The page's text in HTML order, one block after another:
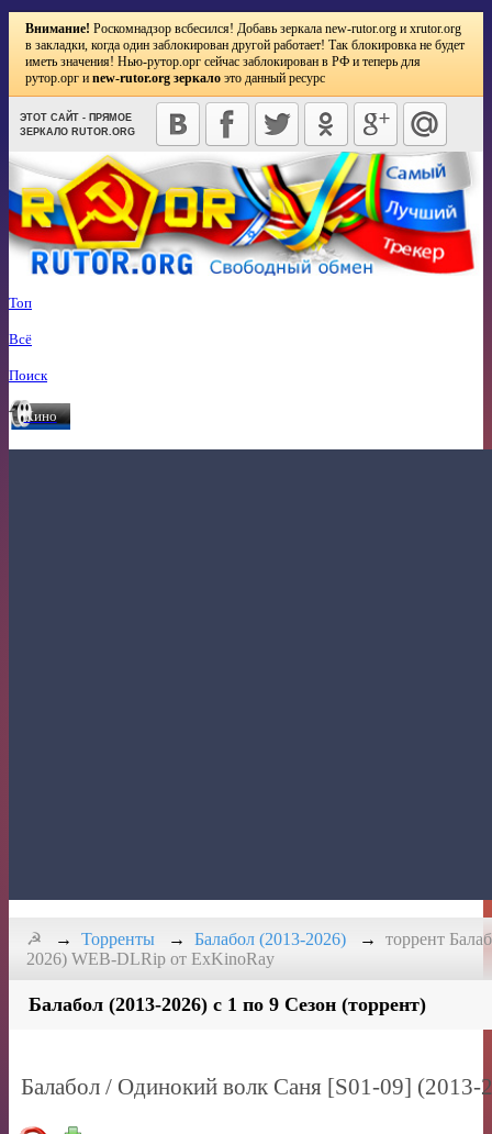
Внимание! Роскомнадзор всбесился! Добавь зеркала new-rutor.org и xrutor.org
в закладки, когда один заблокирован другой работает! Так блокировка не будет
иметь значения! Нью-рутор.орг сейчас заблокирован в РФ и теперь для
рутор.орг и new-rutor.org зеркало это данный ресурс
ЭТОТ САЙТ - ПРЯМОЕ
ЗЕРКАЛО RUTOR.ORG
Топ
Всё
☭ Торренты Балабол (2013-2026)
торрент
2026) WEB-DLRip от ExKinoRay
Балабол (2013-2026) c 1 по 9 Сезон (торрент)
Балабол / Одинокий волк Саня [S01-09]